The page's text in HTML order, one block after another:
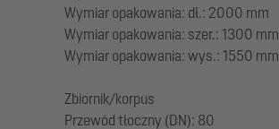
Wymiar opakowania: dł.: 2000 mm
Wymiar opakowania: szer.: 1300 mm
Wymiar opakowania: wys.: 1550 mm
Zbiornik/korpus
Przewód tłoczny (DN): 80